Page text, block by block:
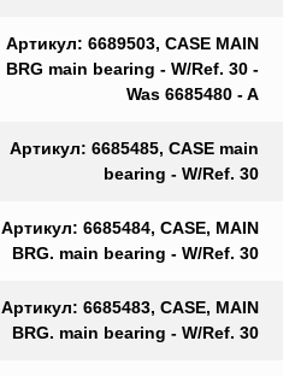
Артикул: 6689503, CASE MAIN
BRG main bearing - W/Ref. 30 -
Was 6685480 - A
Артикул: 6685485, CASE main
bearing - W/Ref. 30
Артикул: 6685484, CASE, MAIN
BRG. main bearing - W/Ref. 30
Артикул: 6685483, CASE, MAIN
BRG. main bearing - W/Ref. 30